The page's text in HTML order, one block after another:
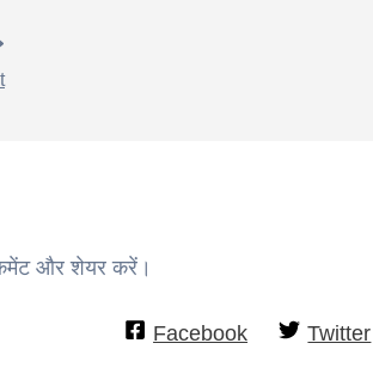
कमेंट और शेयर करें।
Facebook Twitter